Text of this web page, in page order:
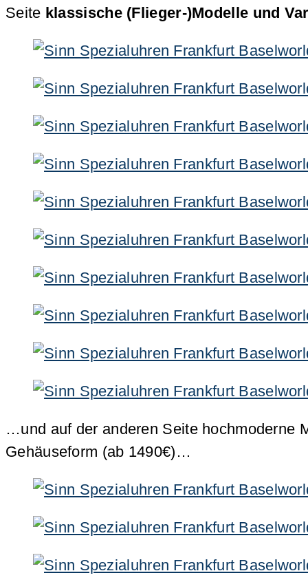
Seite klassische (Flieger-)Modelle und
…und auf der anderen Seite hochmoderne
Gehäuseform (ab 1490€)…